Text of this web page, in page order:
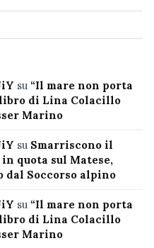
su “Il mare non porta
di Lina Colacillo
Marino
su Smarriscono il
quota sul Matese,
Soccorso alpino
su “Il mare non porta
di Lina Colacillo
Marino